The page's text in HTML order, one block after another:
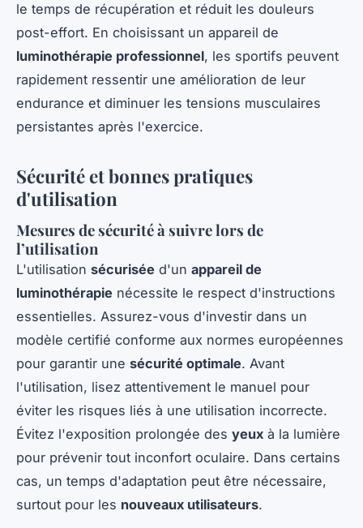
le temps de récupération et réduit les douleurs
post-effort. En choisissant un appareil de
luminothérapie professionnel, les sportifs peuvent
rapidement ressentir une amélioration de leur
endurance et diminuer les tensions musculaires
persistantes après l'exercice.
Sécurité et bonnes pratiques
d'utilisation
Mesures de sécurité à suivre lors de
l’utilisation
L'utilisation sécurisée d'un appareil de
luminothérapie nécessite le respect d'instructions
essentielles. Assurez-vous d'investir dans un
modèle certifié conforme aux normes européennes
pour garantir une sécurité optimale. Avant
l'utilisation, lisez attentivement le manuel pour
éviter les risques liés à une utilisation incorrecte.
Évitez l'exposition prolongée des yeux à la lumière
pour prévenir tout inconfort oculaire. Dans certains
cas, un temps d'adaptation peut être nécessaire,
surtout pour les nouveaux utilisateurs.